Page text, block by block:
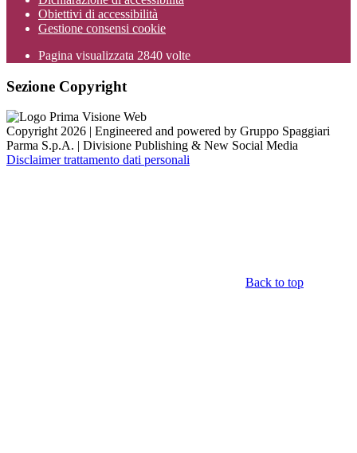
Obiettivi di accessibilità
Gestione consensi cookie
Pagina visualizzata 2840 volte
Sezione Copyright
Copyright 2026 | Engineered and powered by Gruppo Spaggiari
Parma S.p.A. | Divisione Publishing & New Social Media
Disclaimer trattamento dati personali
Back to top